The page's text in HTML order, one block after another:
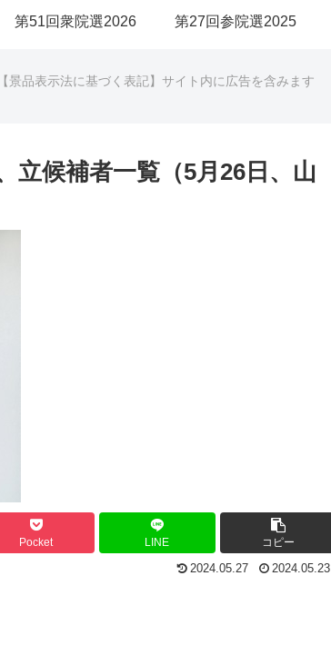
第51回衆院選2026 第27回参院選2025
【景品表示法に基づく表記】サイト内に広告を含みます
立候補者一覧（5月26日、山
Pocket LINE コピー
2024.05.27 2024.05.23